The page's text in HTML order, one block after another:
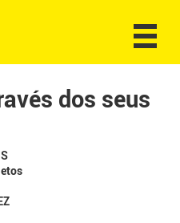
dos seus